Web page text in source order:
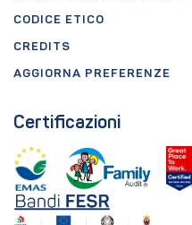
CODICE ETICO
CREDITS
AGGIORNA PREFERENZE
Certificazioni